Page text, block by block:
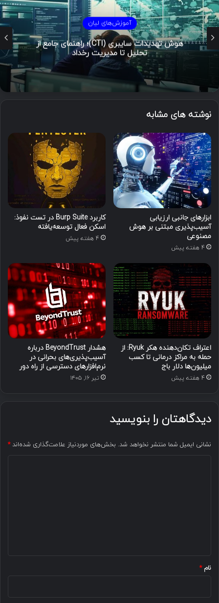
آموزش‌های لیان
هوش تهدیدات سایبری (CTI)؛ راهنمای جامع از
تحلیل تا مدیریت رخداد
نوشته های مشابه
ابزارهای جانبی ارزیابی
آسیب‌پذیری مبتنی بر هوش
مصنوعی
4 هفته پیش
کاربرد Burp Suite در تست نفوذ:
اسکن فعال توسعه‌یافته
4 هفته پیش
اعتراف تکان‌دهنده هکر Ryuk: از
حمله به مراکز درمانی تا کسب
میلیون‌ها دلار باج
4 هفته پیش
هشدار BeyondTrust درباره
آسیب‌پذیری‌های بحرانی در
نرم‌افزارهای دسترسی از راه دور
تیر ۱۶, ۱۴۰۵
دیدگاهتان را بنویسید
نشانی ایمیل شما منتشر نخواهد شد. بخش‌های موردنیاز علامت‌گذاری شده‌اند*
نام*